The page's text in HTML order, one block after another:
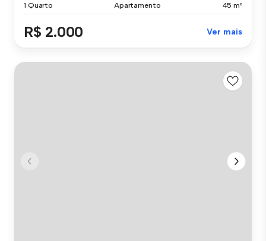
1 Quarto Apartamento 45 m²
R$ 2.000 Ver mais